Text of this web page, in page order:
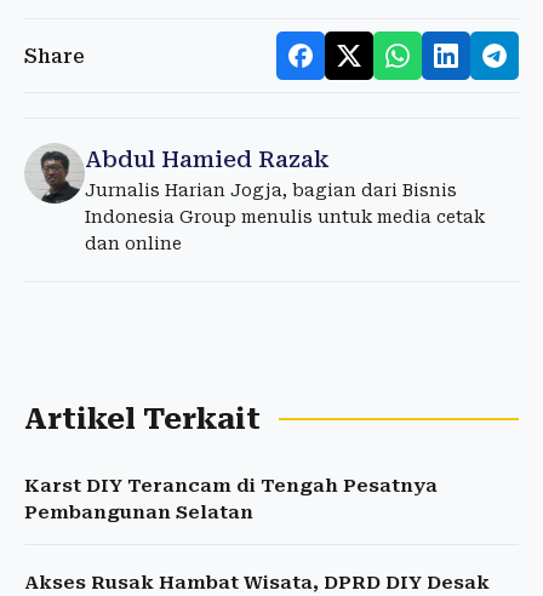
Share
Abdul Hamied Razak
Jurnalis Harian Jogja, bagian dari Bisnis
Indonesia Group menulis untuk media cetak
dan online
Artikel Terkait
Karst DIY Terancam di Tengah Pesatnya
Pembangunan Selatan
Akses Rusak Hambat Wisata, DPRD DIY Desak